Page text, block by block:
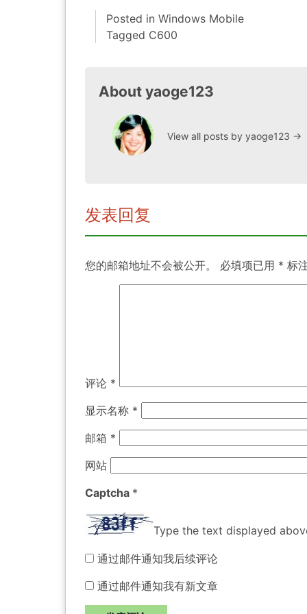
Posted in Windows Mobile
Tagged C600
About yaoge123
View all posts by yaoge123 →
发表回复
您的邮箱地址不会被公开。 必填项已用 * 标
评论 *
显示名称 *
邮箱 *
网站
Captcha *
Type the text displayed
通过邮件通知我后续评论
通过邮件通知我有新文章